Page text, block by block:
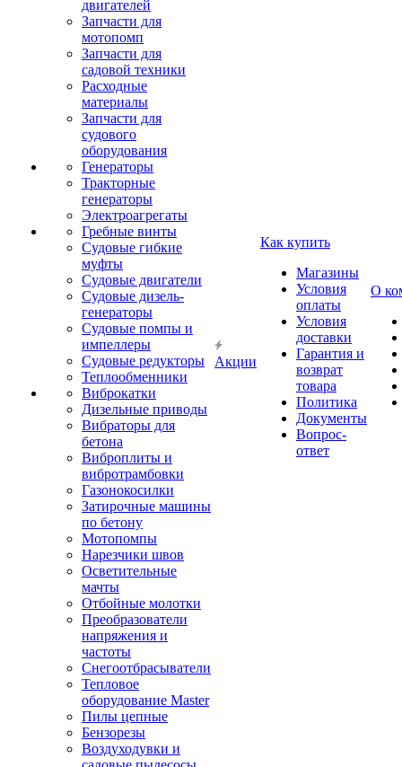
двигателей
Запчасти для
мотопомп
Запчасти для
садовой техники
Расходные
материалы
Запчасти для
судового
оборудования
Генераторы
Тракторные
генераторы
Электроагрегаты
Гребные винты
Судовые гибкие
муфты
Судовые двигатели
Судовые дизель-
генераторы
Судовые помпы и
импеллеры
Судовые редукторы
Теплообменники
Виброкатки
Дизельные приводы
Вибраторы для
бетона
Виброплиты и
вибротрамбовки
Газонокосилки
Затирочные машины
по бетону
Мотопомпы
Нарезчики швов
Осветительные
мачты
Отбойные молотки
Преобразователи
напряжения и
частоты
Снегоотбрасыватели
Тепловое
оборудование Master
Пилы цепные
Бензорезы
Воздуходувки и
Акции
Как купить
Магазины
Условия
оплаты
Условия
доставки
Гарантия и
возврат
товара
Политика
Документы
Вопрос-
ответ
О